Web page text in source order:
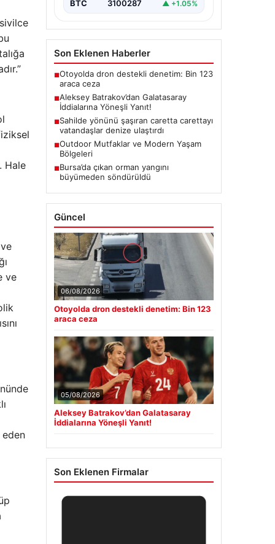
Hale
ve
eden
BTC 3100287 ▲ +1.05%
Son Eklenen Haberler
■Otoyolda dron destekli denetim: Bin 123
araca ceza
■Aleksey Batrakov’dan Galatasaray
İddialarına Yöneşli Yanıt!
■Sahilde yönünü şaşıran caretta carettayı
vatandaşlar denize ulaştırdı
■Outdoor Mutfaklar ve Modern Yaşam
Bölgeleri
■Bursa’da çıkan orman yangını
büyümeden söndürüldü
Güncel
06/08/2026
Otoyolda dron destekli denetim: Bin 123
araca ceza
05/08/2026
Aleksey Batrakov’dan Galatasaray
İddialarına Yöneşli Yanıt!
Son Eklenen Firmalar